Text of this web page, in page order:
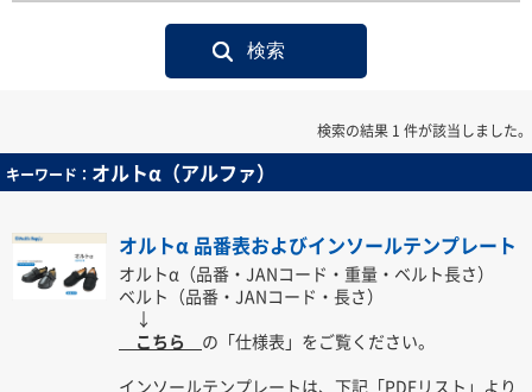
検索の結果 1 件が該当しました。
キーワード： オルトα（アルファ）
オルトα 品番表およびインソールテンプレート
オルトα（品番・JANコード・重量・ベルト長さ）
ベルト（品番・JANコード・長さ）
↓
こちら
の「仕様表」をご覧ください。
インソールテンプレートは、下記「PDFリスト」より